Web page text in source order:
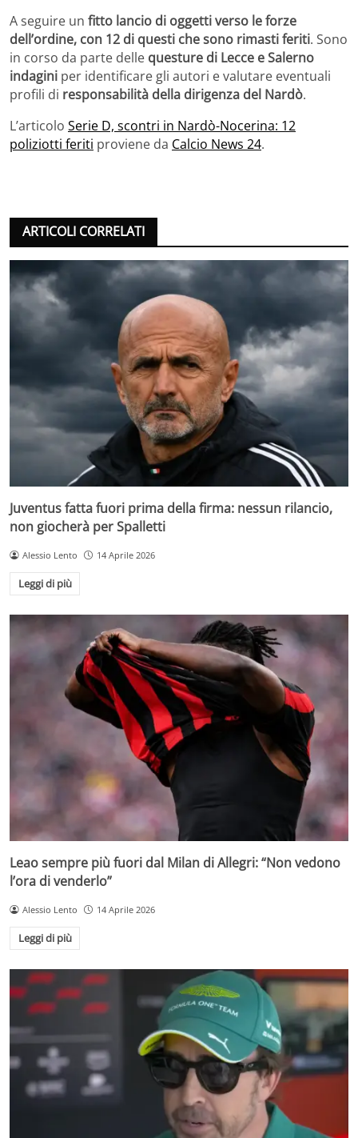
A seguire un fitto lancio di oggetti verso le forze
dell’ordine, con 12 di questi che sono rimasti feriti. Sono
in corso da parte delle questure di Lecce e Salerno
indagini per identificare gli autori e valutare eventuali
profili di responsabilità della dirigenza del Nardò.
L’articolo Serie D, scontri in Nardò-Nocerina: 12
poliziotti feriti proviene da Calcio News 24.
ARTICOLI CORRELATI
Juventus fatta fuori prima della firma: nessun rilancio,
non giocherà per Spalletti
Alessio Lento 14 Aprile 2026
Leggi di più
Leao sempre più fuori dal Milan di Allegri: “Non vedono
l’ora di venderlo”
Alessio Lento 14 Aprile 2026
Leggi di più